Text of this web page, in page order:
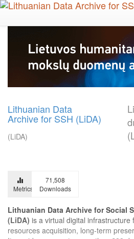
Skip
main
Lithuanian Data
Archive for SSH (LiDA)
(LiDA)
Metrics
71,508
Downloads
Lithuanian Data Archive for Social
(LiDA) is a virtual digital infrastructure
resources acquisition, long-term